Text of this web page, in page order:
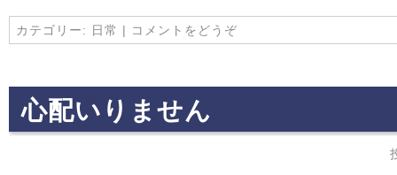
カテゴリー: 日常 | コメントをどうぞ
心配いりません